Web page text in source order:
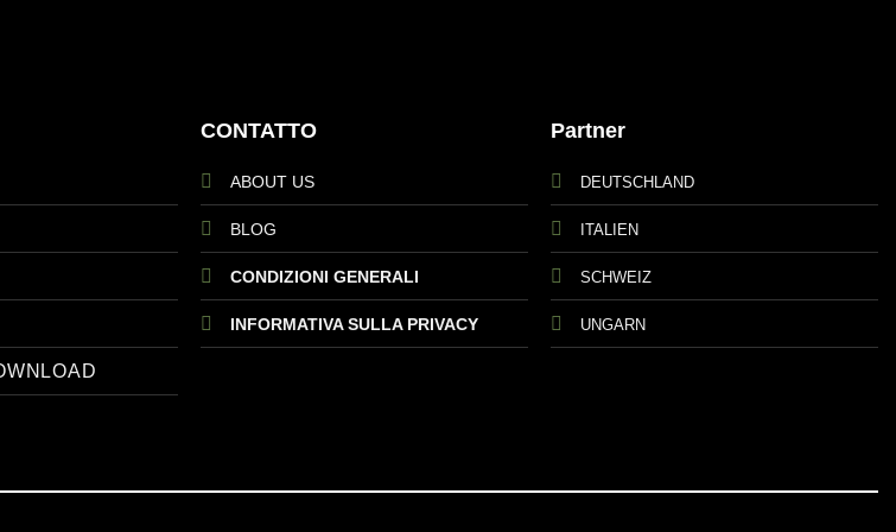
CONTATTO
ABOUT US
BLOG
CONDIZIONI GENERALI
INFORMATIVA SULLA PRIVACY
Partner
DEUTSCHLAND
ITALIEN
SCHWEIZ
UNGARN